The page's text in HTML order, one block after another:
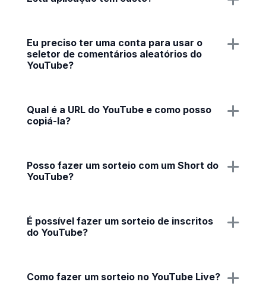
Eu preciso ter uma conta para usar o
seletor de comentários aleatórios do
YouTube?
Qual é a URL do YouTube e como posso
copiá-la?
Posso fazer um sorteio com um Short do
YouTube?
É possível fazer um sorteio de inscritos
do YouTube?
Como fazer um sorteio no YouTube Live?